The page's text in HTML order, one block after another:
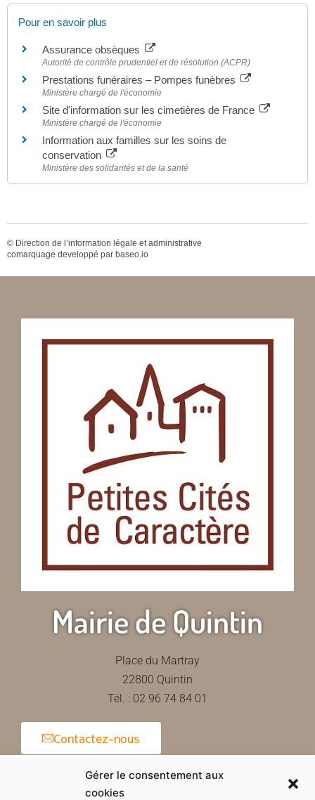
Gérer le consentement aux
cookies
Pour en savoir plus
Assurance obsèques
Autorité de contrôle prudentiel et de résolution (ACPR)
Prestations funéraires – Pompes funèbres
Ministère chargé de l'économie
Site d'information sur les cimetières de France
Ministère chargé de l'économie
Information aux familles sur les soins de
conservation
Ministère des solidarités et de la santé
© Direction de l’information légale et administrative
comarquage developpé par baseo.io
Mairie de Quintin
Place du Martray
22800 Quintin
Tél. : 02 96 74 84 01
Contactez-nous